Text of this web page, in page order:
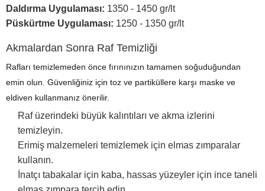
Daldırma Uygulaması: 1350 - 1450 gr/lt
Püskürtme Uygulaması: 1250 - 1350 gr/lt
Akmalardan Sonra Raf Temizliği
Rafları temizlemeden önce fırınınızın tamamen soğuduğundan
emin olun. Güvenliğiniz için toz ve partiküllere karşı maske ve
eldiven kullanmanız önerilir.
Raf üzerindeki büyük kalıntıları ve akma izlerini
temizleyin.
Erimiş malzemeleri temizlemek için elmas zımparalar
kullanın.
İnatçı tabakalar için kaba, hassas yüzeyler için ince taneli